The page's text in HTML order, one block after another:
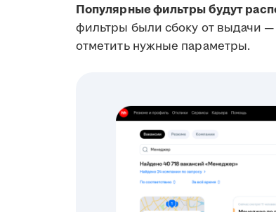
Популярные фильтры будут
фильтры были сбоку от выдачи
отметить нужные параметры.